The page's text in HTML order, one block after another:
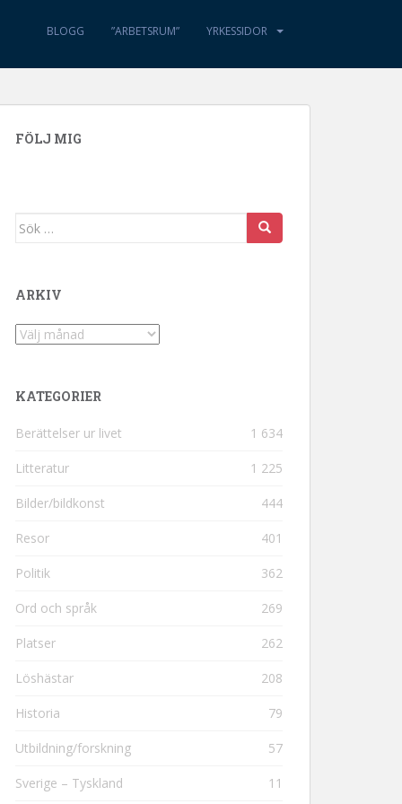
BLOGG ”ARBETSRUM” YRKESSIDOR
FÖLJ MIG
Sök efter:
ARKIV
Arkiv
KATEGORIER
Berättelser ur livet 1 634
Litteratur 1 225
Bilder/bildkonst 444
Resor 401
Politik 362
Ord och språk 269
Platser 262
Löshästar 208
Historia 79
Utbildning/forskning 57
Sverige – Tyskland 11